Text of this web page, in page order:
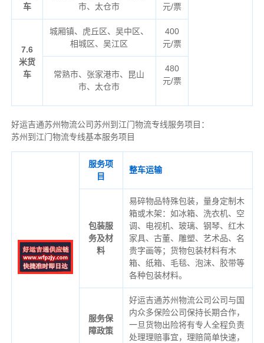
车
市、太仓市
元/票
7.6
米货
车
城厢镇、虎丘区、吴中区、
相城区、吴江区
400
元/票
常熟市、张家港市、昆山
市、太仓市
480
元/票
好运吉通苏州物流公司苏州到江门物流专线服务项目：
苏州到江门物流专线基本服务项目
服务项
目
整车运输
包装服
务及材
料
易碎物品特殊包装，量身定制木
箱或木架：如冰箱、洗衣机、空
调、电视机、玻璃、钢琴、红木
家具、古董、雕塑、艺术品、名
贵字画等；货物包装材料有木
箱、纸箱、毛毯、泡沫、胶带等
各种包装材料。
服务保
障政策
好运吉通苏州物流公司公司与国
内众多保险公司保持长期合作，
一旦货物出险将有专人全程负责
处理理赔事宜，理赔简单快速，